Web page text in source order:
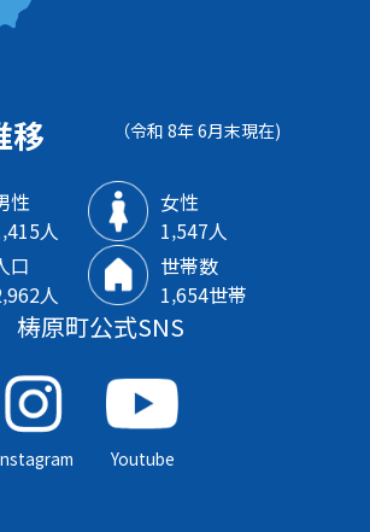
移 （令和 8年 6月末現在)
性
人
女性
1‚547人
口
人
世帯数
1‚654世帯
梼原町公式SNS
Youtube